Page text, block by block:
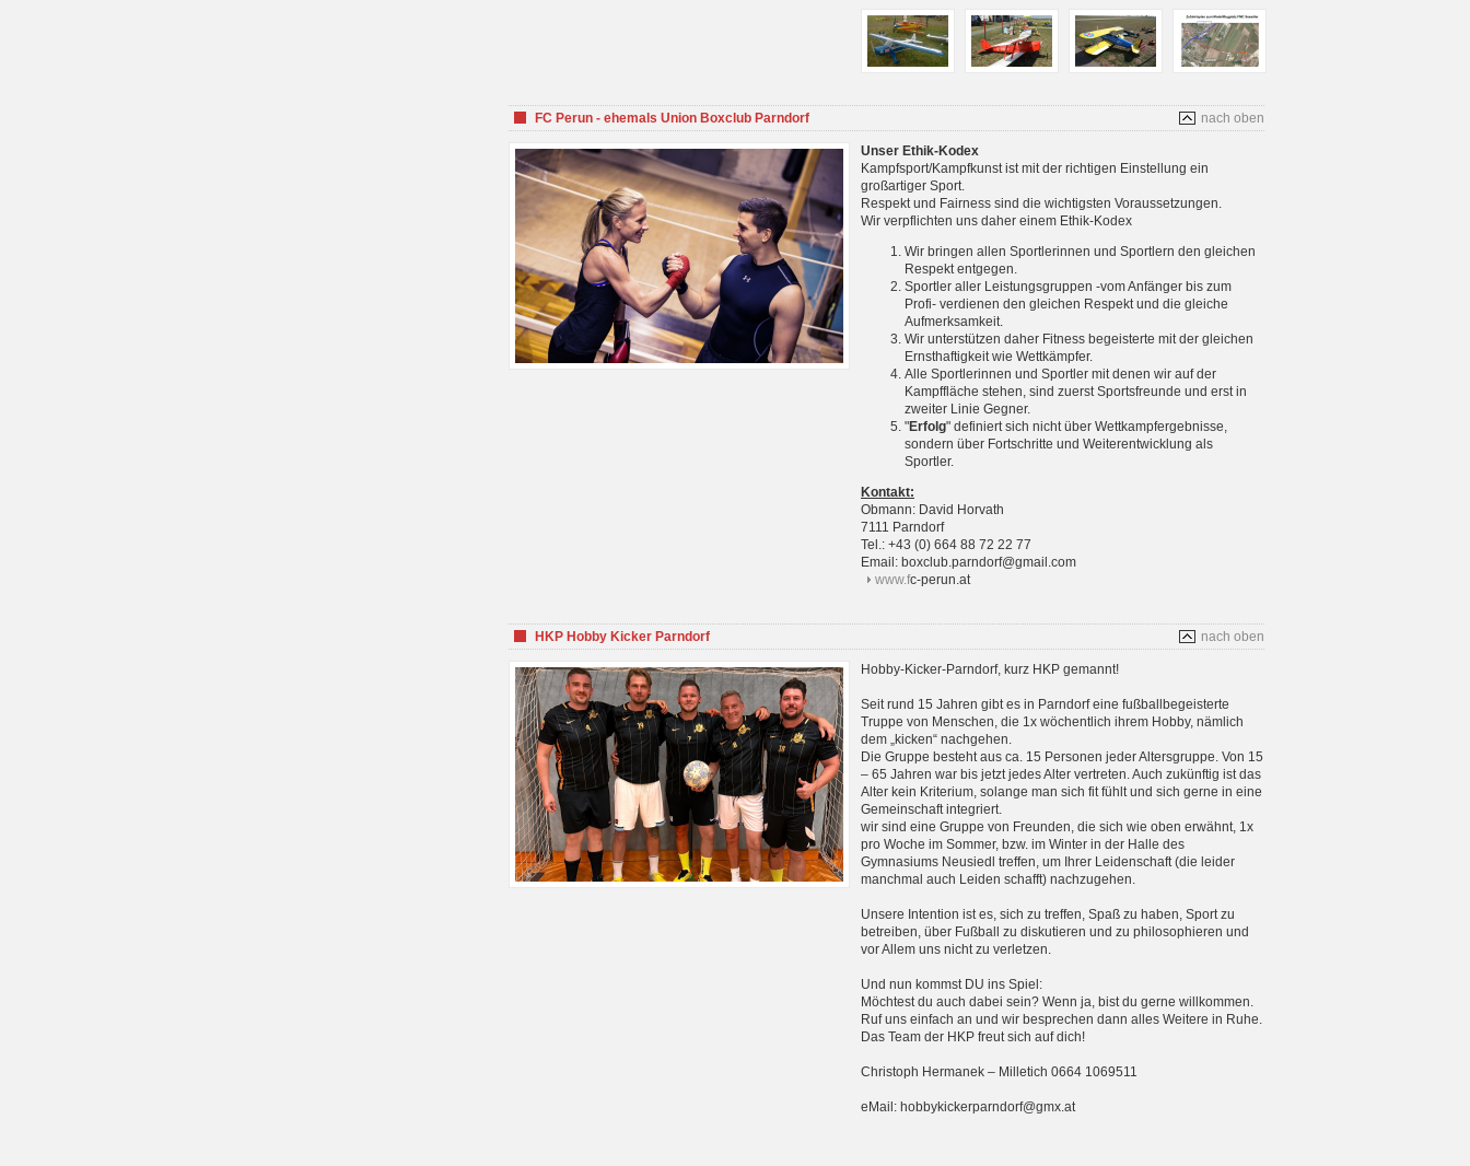
nach oben
FC Perun - ehemals Union Boxclub Parndorf
Unser Ethik-Kodex
Kampfsport/Kampfkunst ist mit der richtigen Einstellung ein
großartiger Sport.
Respekt und Fairness sind die wichtigsten Voraussetzungen.
Wir verpflichten uns daher einem Ethik-Kodex
Wir bringen allen Sportlerinnen und Sportlern den gleichen
Respekt entgegen.
Sportler aller Leistungsgruppen -vom Anfänger bis zum
Profi- verdienen den gleichen Respekt und die gleiche
Aufmerksamkeit.
Wir unterstützen daher Fitness begeisterte mit der gleichen
Ernsthaftigkeit wie Wettkämpfer.
Alle Sportlerinnen und Sportler mit denen wir auf der
Kampffläche stehen, sind zuerst Sportsfreunde und erst in
zweiter Linie Gegner.
"Erfolg" definiert sich nicht über Wettkampfergebnisse,
sondern über Fortschritte und Weiterentwicklung als
Sportler.
Kontakt:
Obmann: David Horvath
7111 Parndorf
Tel.: +43 (0) 664 88 72 22 77
Email: boxclub.parndorf@gmail.com
www.fc-perun.at
nach oben
HKP Hobby Kicker Parndorf
Hobby-Kicker-Parndorf, kurz HKP gemannt!
Seit rund 15 Jahren gibt es in Parndorf eine fußballbegeisterte
Truppe von Menschen, die 1x wöchentlich ihrem Hobby, nämlich
dem „kicken“ nachgehen.
Die Gruppe besteht aus ca. 15 Personen jeder Altersgruppe. Von 15
– 65 Jahren war bis jetzt jedes Alter vertreten. Auch zukünftig ist das
Alter kein Kriterium, solange man sich fit fühlt und sich gerne in eine
Gemeinschaft integriert.
wir sind eine Gruppe von Freunden, die sich wie oben erwähnt, 1x
pro Woche im Sommer, bzw. im Winter in der Halle des
Gymnasiums Neusiedl treffen, um Ihrer Leidenschaft (die leider
manchmal auch Leiden schafft) nachzugehen.
Unsere Intention ist es, sich zu treffen, Spaß zu haben, Sport zu
betreiben, über Fußball zu diskutieren und zu philosophieren und
vor Allem uns nicht zu verletzen.
Und nun kommst DU ins Spiel:
Möchtest du auch dabei sein? Wenn ja, bist du gerne willkommen.
Ruf uns einfach an und wir besprechen dann alles Weitere in Ruhe.
Das Team der HKP freut sich auf dich!
Christoph Hermanek – Milletich 0664 1069511
eMail: hobbykickerparndorf@gmx.at